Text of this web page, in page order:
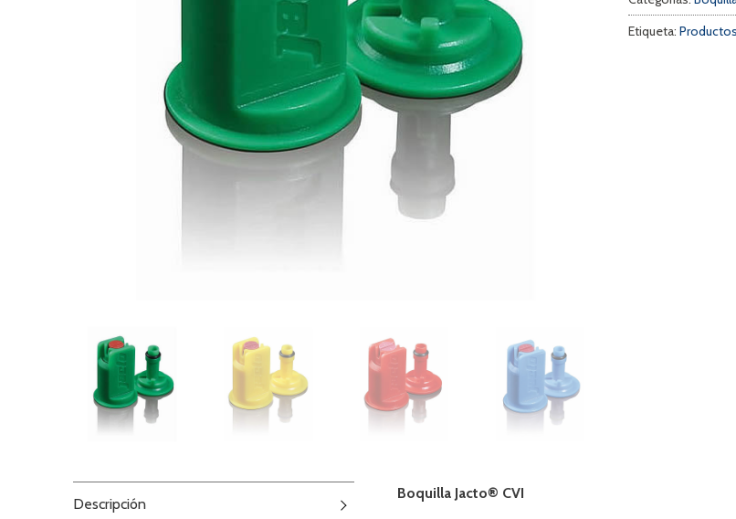
Servicio Técnico
Contacto
Búsqueda
de
productos
Etiqueta:
Descripción
Boquilla Jacto® CVI